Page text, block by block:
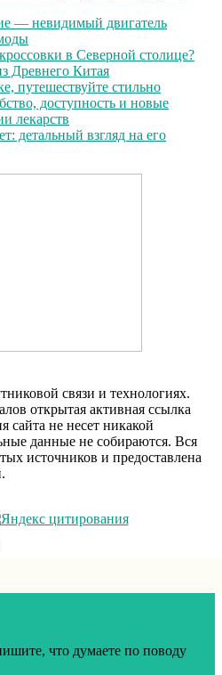
— невидимый двигатель
в Северной столице?
Древнего Китая
путешествуйте стильно
доступность и новые
лекарств
детальный взгляд на его
связи и технологиях.
открытая активная ссылка
сайта не несет никакой
данные не собираются. Вся
источников и предоставлена
что думаете по поводу